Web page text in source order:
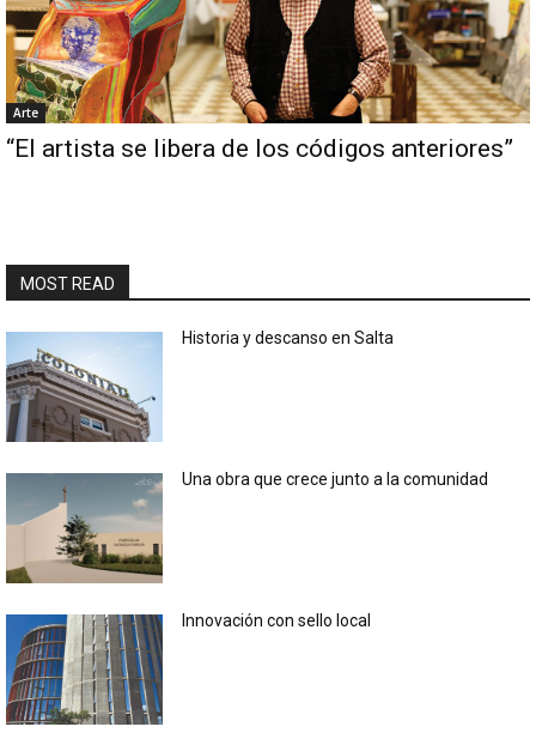
Arte
“El artista se libera de los códigos anteriores”
MOST READ
Historia y descanso en Salta
Una obra que crece junto a la comunidad
Innovación con sello local